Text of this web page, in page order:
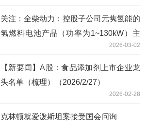
关注：全柴动力：控股子公司元隽氢能的
氢燃料电池产品（功率为1~130kW）主
要适用于交通、叉车、储能等领域2026-03-02
【新要闻】A股：食品添加剂上市企业龙
头名单（梳理）（2026/2/27）
2026-02-28
克林顿就爱泼斯坦案接受国会问询